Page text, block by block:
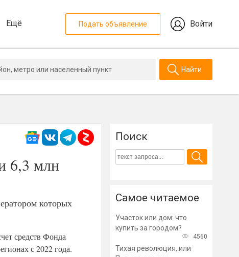
Ещё Подать объявление Войти
Найти
6,3 млн
которых
средств Фонда
с 2022 года.
Поиск
Самое читаемое
Участок или дом: что
купить за городом?
4560
Тихая революция, или